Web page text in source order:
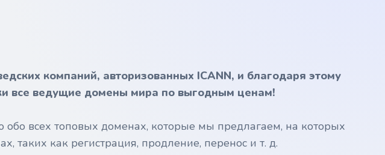
компаний, авторизованных ICANN, и благодаря этому
все ведущие домены мира по выгодным ценам!
всех топовых доменах, которые мы предлагаем, на которых
таких как регистрация, продление, перенос и т. д.